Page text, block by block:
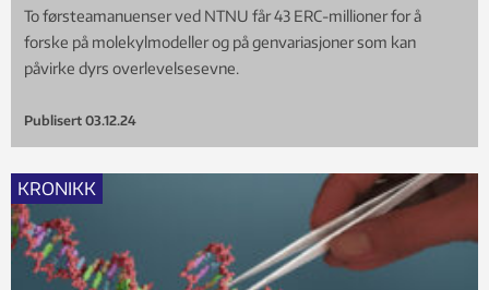
To førsteamanuenser ved NTNU får 43 ERC-millioner for å
forske på molekylmodeller og på genvariasjoner som kan
påvirke dyrs overlevelsesevne.
Publisert 03.12.24
KRONIKK